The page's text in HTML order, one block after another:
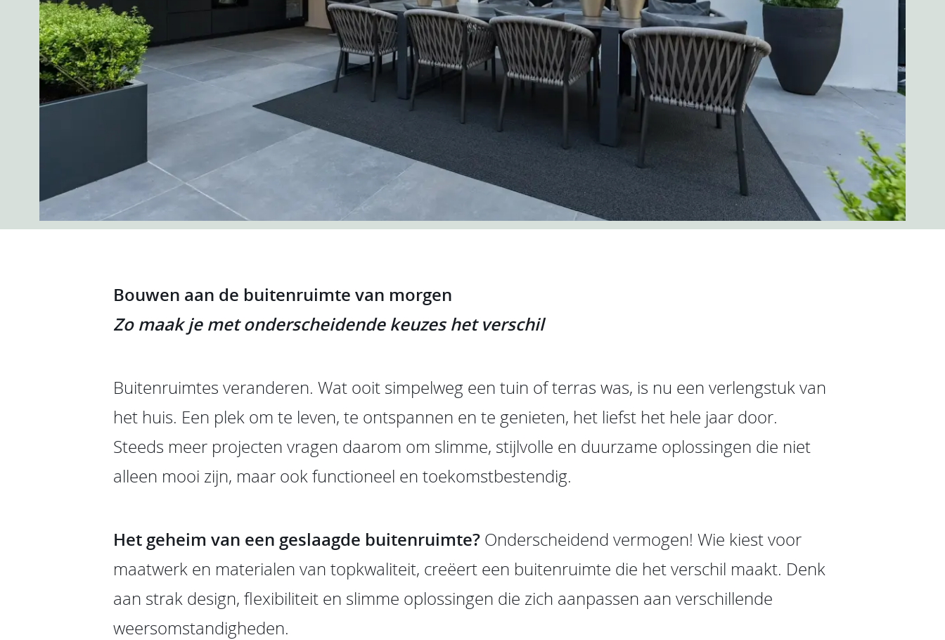
Bouwen aan de buitenruimte van morgen
Zo maak je met onderscheidende keuzes het verschil
Buitenruimtes veranderen. Wat ooit simpelweg een tuin of terras was, is nu een verlengstuk van
het huis. Een plek om te leven, te ontspannen en te genieten, het liefst het hele jaar door.
Steeds meer projecten vragen daarom om slimme, stijlvolle en duurzame oplossingen die niet
alleen mooi zijn, maar ook functioneel en toekomstbestendig.
Het geheim van een geslaagde buitenruimte? Onderscheidend vermogen! Wie kiest voor
maatwerk en materialen van topkwaliteit, creëert een buitenruimte die het verschil maakt. Denk
aan strak design, flexibiliteit en slimme oplossingen die zich aanpassen aan verschillende
weersomstandigheden.